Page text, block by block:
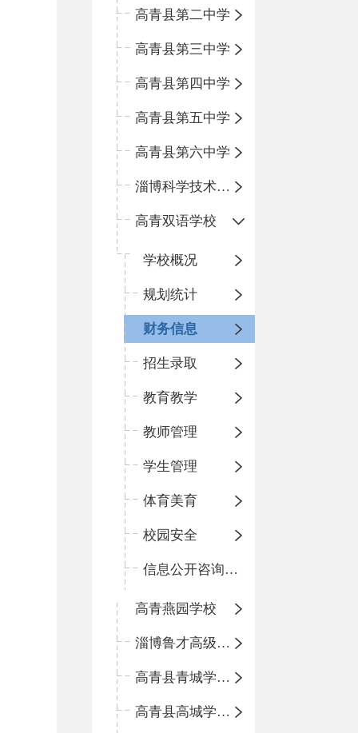
高青县第二中学
高青县第三中学
高青县第四中学
高青县第五中学
高青县第六中学
淄博科学技术学校
高青双语学校
学校概况
规划统计
财务信息
招生录取
教育教学
教师管理
学生管理
体育美育
校园安全
信息公开咨询指南
高青燕园学校
淄博鲁才高级中学
高青县青城学区中心小学
高青县高城学区中心小学